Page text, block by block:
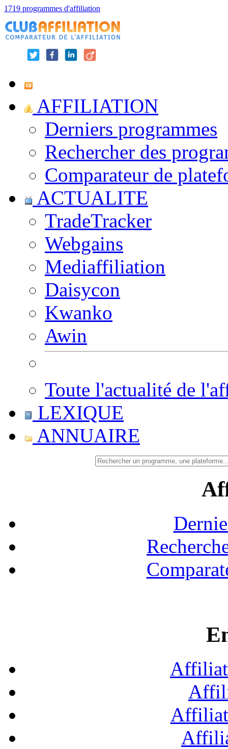
1719 programmes d'affiliation
AFFILIATION
Derniers programmes
Rechercher des
Comparateur de
ACTUALITE
TradeTracker
Webgains
Mediaffiliation
Daisycon
Kwanko
Awin
Toute l'actualité de
LEXIQUE
ANNUAIRE